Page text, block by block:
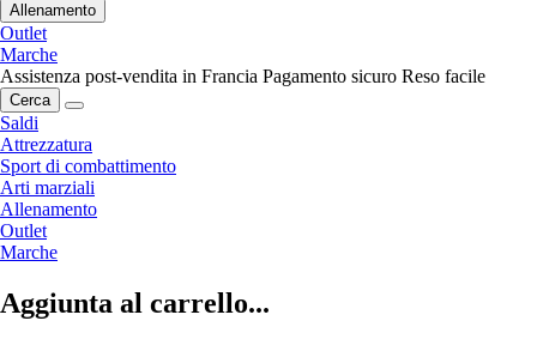
Allenamento
Outlet
Marche
Assistenza post-vendita in Francia Pagamento sicuro Reso facile
Cerca
Saldi
Attrezzatura
Sport di combattimento
Arti marziali
Allenamento
Outlet
Marche
Aggiunta al carrello...